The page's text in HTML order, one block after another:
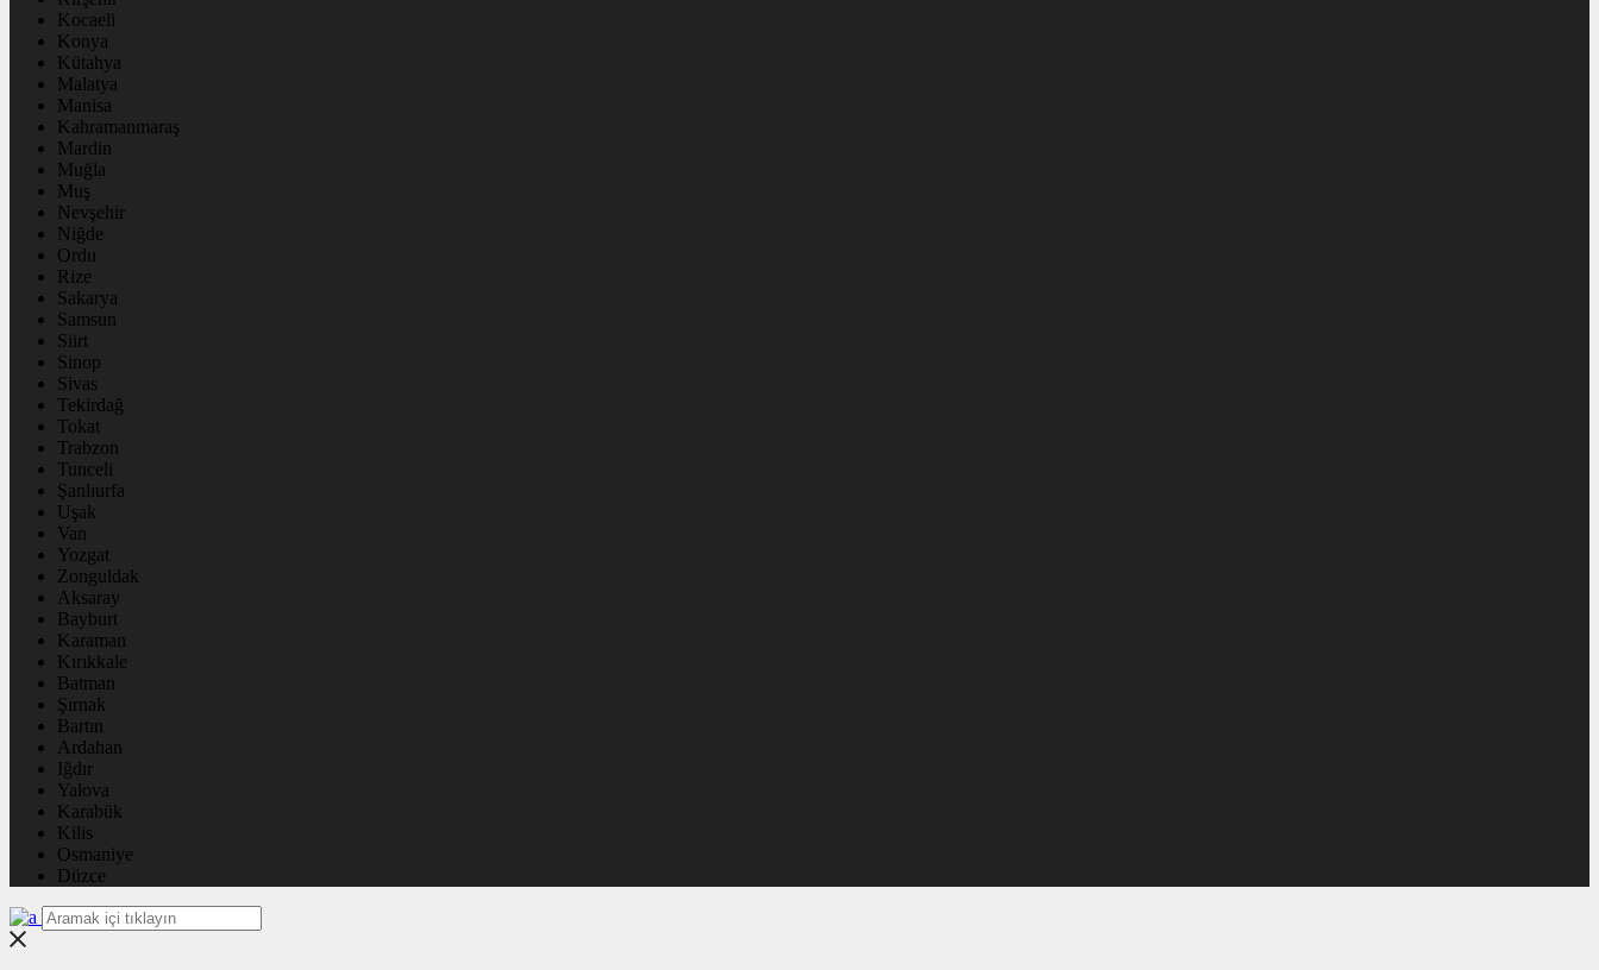
Kocaeli
Konya
Kütahya
Malatya
Manisa
Kahramanmaraş
Mardin
Muğla
Muş
Nevşehir
Niğde
Ordu
Rize
Sakarya
Samsun
Siirt
Sinop
Sivas
Tekirdağ
Tokat
Trabzon
Tunceli
Şanlıurfa
Uşak
Van
Yozgat
Zonguldak
Aksaray
Bayburt
Karaman
Kırıkkale
Batman
Şırnak
Bartın
Ardahan
Iğdır
Yalova
Karabük
Kilis
Osmaniye
Düzce